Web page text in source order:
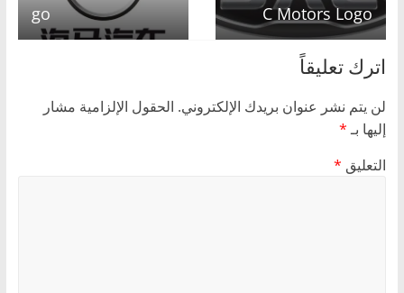
C Motors Logo
go
اترك تعليقاً
لن يتم نشر عنوان بريدك الإلكتروني. الحقول الإلزامية مشار
إليها بـ*
التعليق *